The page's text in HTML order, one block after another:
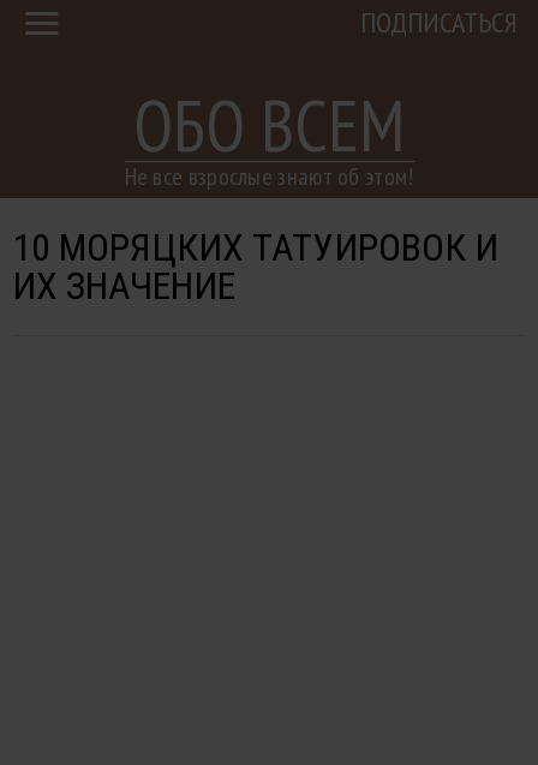
ОБО ВСЕМ
Не все взрослые знают об этом!
ПОДПИСАТЬСЯ
10 МОРЯЦКИХ ТАТУИРОВОК И
ИХ ЗНАЧЕНИЕ